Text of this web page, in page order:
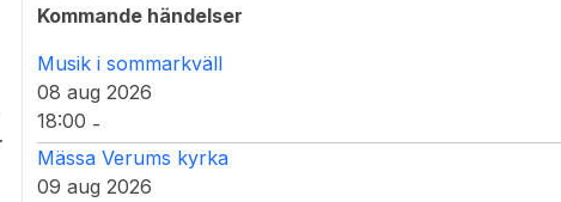
Kommande händelser
Musik i sommarkväll
08 aug 2026
18:00 -
Mässa Verums kyrka
09 aug 2026